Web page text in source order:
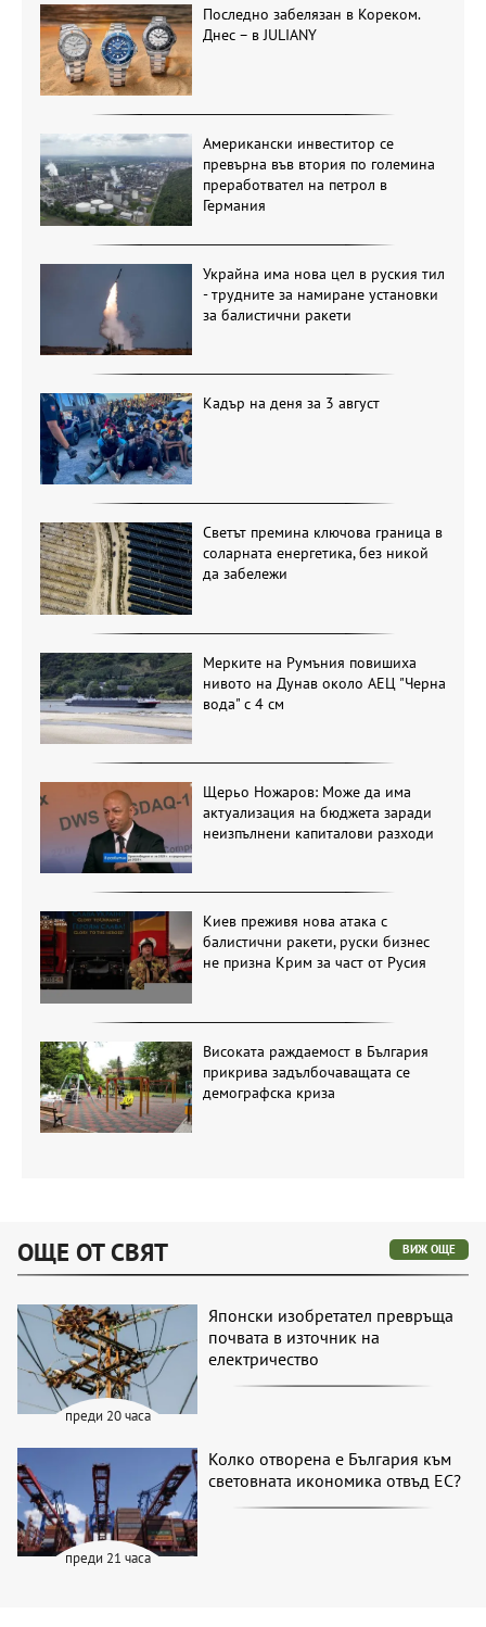
Последно забелязан в Кореком.
Днес – в JULIANY
Американски инвеститор се
превърна във втория по големина
преработвател на петрол в
Германия
Украйна има нова цел в руския тил
- трудните за намиране установки
за балистични ракети
Кадър на деня за 3 август
Светът премина ключова граница в
соларната енергетика, без никой
да забележи
Мерките на Румъния повишиха
нивото на Дунав около АЕЦ "Черна
вода" с 4 см
Щерьо Ножаров: Може да има
актуализация на бюджета заради
неизпълнени капиталови разходи
Киев преживя нова атака с
балистични ракети, руски бизнес
не призна Крим за част от Русия
Високата раждаемост в България
прикрива задълбочаващата се
демографска криза
ОЩЕ ОТ СВЯТ ВИЖ ОЩЕ
преди 20 часа
Японски изобретател превръща
почвата в източник на
електричество
преди 21 часа
Колко отворена е България към
световната икономика отвъд ЕС?